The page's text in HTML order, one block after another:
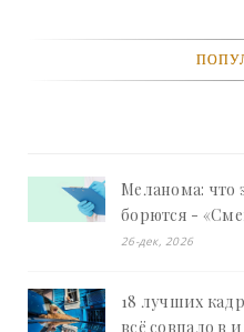
Меланома: что
борются -
26-дек, 2026
18 лучших
всё совпало в